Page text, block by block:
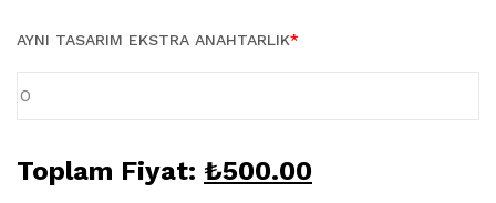
KUPA BARDAK (5)
Öğretmenler Günü (5)
AYNI TASARIM EKSTRA ANAHTARLIK*
Toplam Fiyat: ₺500.00